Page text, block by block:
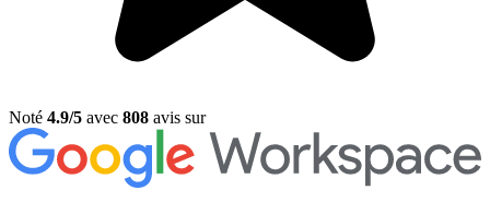
Noté 4.9/5 avec 808 avis sur